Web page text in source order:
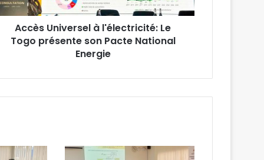
Accès Universel à l'électricité: Le
Togo présente son Pacte National
Energie